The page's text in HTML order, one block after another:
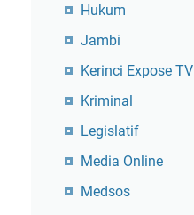
Hukum
Jambi
Kerinci Expose TV
Kriminal
Legislatif
Media Online
Medsos